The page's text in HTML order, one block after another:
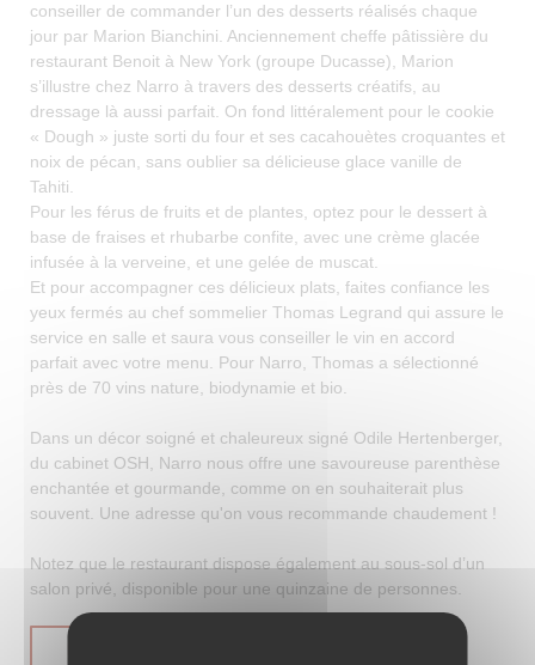
conseiller de commander l’un des desserts réalisés chaque
jour par Marion Bianchini. Anciennement cheffe pâtissière du
restaurant Benoit à New York (groupe Ducasse), Marion
s’illustre chez Narro à travers des desserts créatifs, au
dressage là aussi parfait. On fond littéralement pour le cookie
« Dough » juste sorti du four et ses cacahouètes croquantes et
noix de pécan, sans oublier sa délicieuse glace vanille de
Tahiti.
Pour les férus de fruits et de plantes, optez pour le dessert à
base de fraises et rhubarbe confite, avec une crème glacée
infusée à la verveine, et une gelée de muscat.
Et pour accompagner ces délicieux plats, faites confiance les
yeux fermés au chef sommelier Thomas Legrand qui assure le
service en salle et saura vous conseiller le vin en accord
parfait avec votre menu. Pour Narro, Thomas a sélectionné
près de 70 vins nature, biodynamie et bio.
Dans un décor soigné et chaleureux signé Odile Hertenberger,
du cabinet OSH, Narro nous offre une savoureuse parenthèse
enchantée et gourmande, comme on en souhaiterait plus
souvent. Une adresse qu'on vous recommande chaudement !
Notez que le restaurant dispose également au sous-sol d’un
salon privé, disponible pour une quinzaine de personnes.